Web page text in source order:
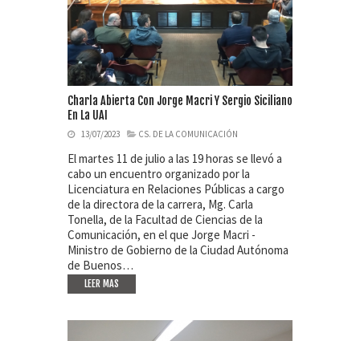
Charla Abierta Con Jorge Macri Y Sergio Siciliano
En La UAI
13/07/2023 CS. DE LA COMUNICACIÓN
El martes 11 de julio a las 19 horas se llevó a
cabo un encuentro organizado por la
Licenciatura en Relaciones Públicas a cargo
de la directora de la carrera, Mg. Carla
Tonella, de la Facultad de Ciencias de la
Comunicación, en el que Jorge Macri -
Ministro de Gobierno de la Ciudad Autónoma
de Buenos…
LEER MAS